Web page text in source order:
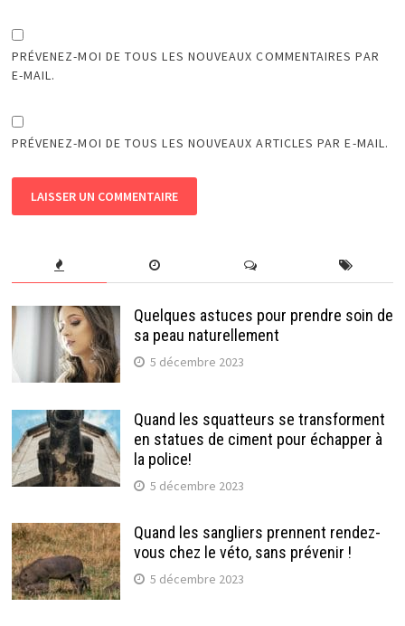
PRÉVENEZ-MOI DE TOUS LES NOUVEAUX COMMENTAIRES PAR
E-MAIL.
PRÉVENEZ-MOI DE TOUS LES NOUVEAUX ARTICLES PAR E-MAIL.
Quelques astuces pour prendre soin de
sa peau naturellement
5 décembre 2023
Quand les squatteurs se transforment
en statues de ciment pour échapper à
la police!
5 décembre 2023
Quand les sangliers prennent rendez-
vous chez le véto, sans prévenir !
5 décembre 2023